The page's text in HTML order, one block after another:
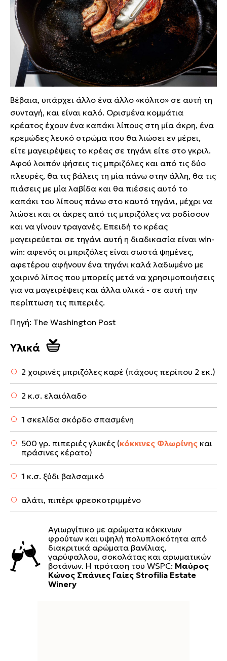
Βέβαια, υπάρχει άλλο ένα άλλο «κόλπο» σε αυτή τη
συνταγή, και είναι καλό. Ορισμένα κομμάτια
κρέατος έχουν ένα καπάκι λίπους στη μία άκρη, ένα
κρεμώδες λευκό στρώμα που θα λιώσει εν μέρει,
είτε μαγειρέψεις το κρέας σε τηγάνι είτε στο γκριλ.
Αφού λοιπόν ψήσεις τις μπριζόλες και από τις δύο
πλευρές, θα τις βάλεις τη μία πάνω στην άλλη, θα τις
πιάσεις με μία λαβίδα και θα πιέσεις αυτό το
καπάκι του λίπους πάνω στο καυτό τηγάνι, μέχρι να
λιώσει και οι άκρες από τις μπριζόλες να ροδίσουν
και να γίνουν τραγανές. Επειδή το κρέας
μαγειρεύεται σε τηγάνι αυτή η διαδικασία είναι win-
win: αφενός οι μπριζόλες είναι σωστά ψημένες,
αφετέρου αφήνουν ένα τηγάνι καλά λαδωμένο με
χοιρινό λίπος που μπορείς μετά να χρησιμοποιήσεις
για να μαγειρέψεις και άλλα υλικά - σε αυτή την
περίπτωση τις πιπεριές.
Πηγή: The Washington Post
Υλικά
2 χοιρινές μπριζόλες καρέ (πάχους περίπου 2 εκ.)
2 κ.σ. ελαιόλαδο
1 σκελίδα σκόρδο σπασμένη
500 γρ. πιπεριές γλυκές (κόκκινες Φλωρίνης και
πράσινες κέρατο)
1 κ.σ. ξύδι βαλσαμικό
αλάτι, πιπέρι φρεσκοτριμμένο
Αγιωργίτικο με αρώματα κόκκινων
φρούτων και υψηλή πολυπλοκότητα από
διακριτικά αρώματα βανίλιας,
γαρύφαλλου, σοκολάτας και αρωματικών
βοτάνων. Η πρόταση του WSPC: Μαύρος
Κώνος Σπάνιες Γαίες Strofilia Estate
Winery